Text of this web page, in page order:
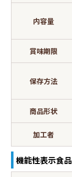
内容量
賞味期限
保存方法
商品形状
加工者
機能性表示食品